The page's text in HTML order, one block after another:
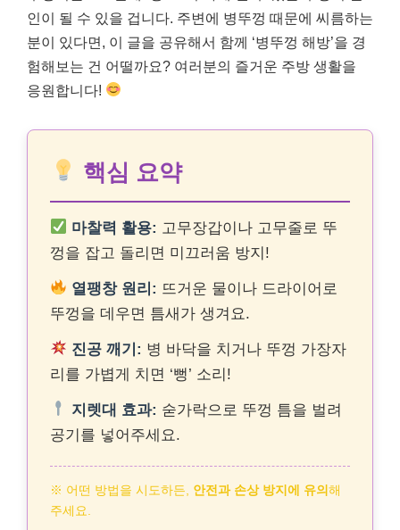
인이 될 수 있을 겁니다. 주변에 병뚜껑 때문에 씨름하는
분이 있다면, 이 글을 공유해서 함께 ‘병뚜껑 해방’을 경
험해보는 건 어떨까요? 여러분의 즐거운 주방 생활을
응원합니다!
핵심 요약
마찰력 활용: 고무장갑이나 고무줄로 뚜
껑을 잡고 돌리면 미끄러움 방지!
열팽창 원리: 뜨거운 물이나 드라이어로
뚜껑을 데우면 틈새가 생겨요.
진공 깨기: 병 바닥을 치거나 뚜껑 가장자
리를 가볍게 치면 ‘뻥’ 소리!
지렛대 효과: 숟가락으로 뚜껑 틈을 벌려
공기를 넣어주세요.
※ 어떤 방법을 시도하든, 안전과 손상 방지에 유의해
주세요.